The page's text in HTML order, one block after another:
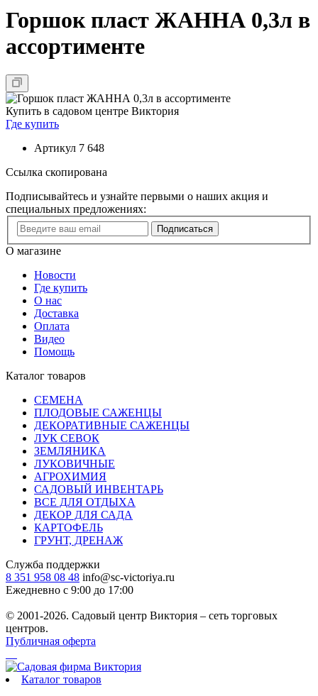
Горшок пласт ЖАННА 0,3л в
ассортименте
Купить в садовом центре Виктория
Где купить
Артикул 7 648
Ссылка скопирована
Подписывайтесь и узнайте первыми о наших акция и
специальных предложениях:
Подписаться
О магазине
Новости
Где купить
О нас
Доставка
Оплата
Видео
Помощь
Каталог товаров
СЕМЕНА
ПЛОДОВЫЕ САЖЕНЦЫ
ДЕКОРАТИВНЫЕ САЖЕНЦЫ
ЛУК СЕВОК
ЗЕМЛЯНИКА
ЛУКОВИЧНЫЕ
АГРОХИМИЯ
САДОВЫЙ ИНВЕНТАРЬ
ВСЕ ДЛЯ ОТДЫХА
ДЕКОР ДЛЯ САДА
КАРТОФЕЛЬ
ГРУНТ, ДРЕНАЖ
Служба поддержки
8 351 958 08 48 info@sc-victoriya.ru
Ежедневно с 9:00 до 17:00
© 2001-2026. Садовый центр Виктория – сеть торговых
центров.
Публичная оферта
Каталог товаров